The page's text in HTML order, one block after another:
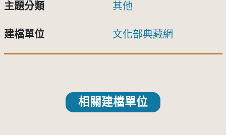
主題分類 其他
建檔單位 文化部典藏網
相關建檔單位